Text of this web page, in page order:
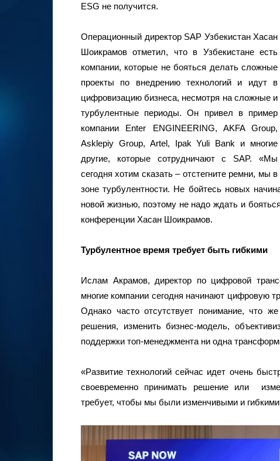
ESG не получится.
Операционный директор SAP Узбекистан Хасан
Шоикрамов отметил, что в Узбекистане есть
компании, которые не бояться делать сложные
проекты по внедрению технологий и идут в
цифровизацию бизнеса, несмотря на сложные и
турбулентные периоды. Он привел в пример
компании Enter ENGINEERING, AKFA Group,
Asklepiy Group, Artel, Ipak Yuli Bank и многие
другие, которые сотрудничают с SAP. «Мы
сегодня хотим сказать – отстегните ремни, мы в
зоне турбулентности. Не бойтесь новых
новой жизнью, поэтому не надо ждать и
конференции Хасан Шоикрамов.
Турбулентное время требует быть гибкими
Ислам Акрамов, директор по цифровой
многие компании сегодня начинают цифровую
Однако часто отсутствует понимание, что
решения, изменить бизнес-модель,
поддержки топ-менеджмента ни одна
«Развитие технологий сейчас идет очень
своевременно принимать решение или
требует, чтобы мы были изменчивыми и